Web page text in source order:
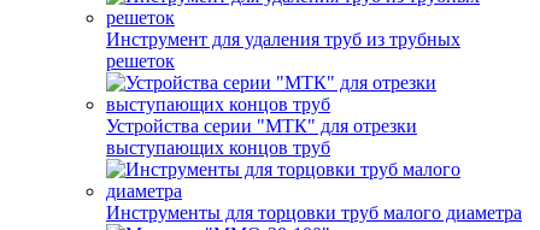
Инструмент для удаления труб из трубных
решеток
Устройства серии "МТК" для отрезки
выступающих концов труб
Инструменты для торцовки труб малого диаметра